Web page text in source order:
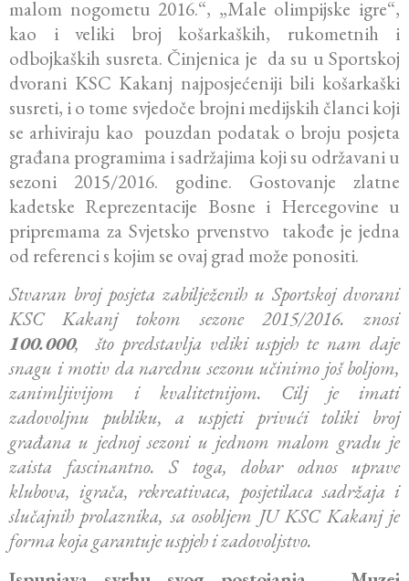
malom nogometu 2016.“, „Male olimpijske igre“,
kao i veliki broj košarkaških, rukometnih i
odbojkaških susreta. Činjenica je da su u Sportskoj
dvorani KSC Kakanj najposjećeniji bili košarkaški
susreti, i o tome svjedoče brojni medijskih članci koji
se arhiviraju kao pouzdan podatak o broju posjeta
građana programima i sadržajima koji su održavani u
sezoni 2015/2016. godine. Gostovanje zlatne
kadetske Reprezentacije Bosne i Hercegovine u
pripremama za Svjetsko prvenstvo takođe je jedna
od referenci s kojim se ovaj grad može ponositi.
Stvaran broj posjeta zabilježenih u Sportskoj dvorani
KSC Kakanj tokom sezone 2015/2016. znosi
100.000, što predstavlja veliki uspjeh te nam daje
snagu i motiv da narednu sezonu učinimo još boljom,
zanimljivijom i kvalitetnijom. Cilj je imati
zadovoljnu publiku, a uspjeti privući toliki broj
građana u jednoj sezoni u jednom malom gradu je
zaista fascinantno. S toga, dobar odnos uprave
klubova, igrača, rekreativaca, posjetilaca sadržaja i
slučajnih prolaznika, sa osobljem JU KSC Kakanj je
forma koja garantuje uspjeh i zadovoljstvo.